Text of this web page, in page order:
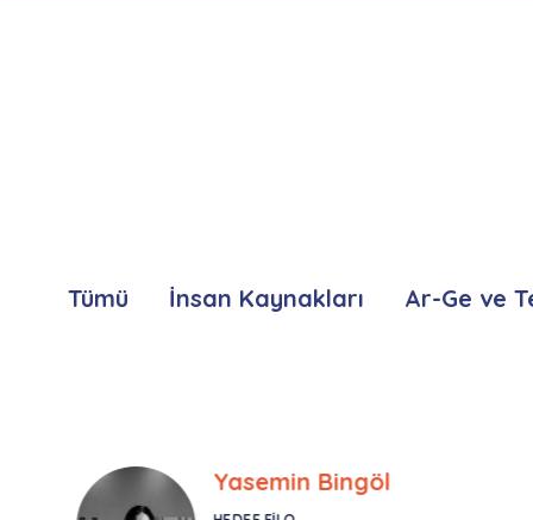
Tümü İnsan Kaynakları Ar-Ge ve
Yasemin Bingöl